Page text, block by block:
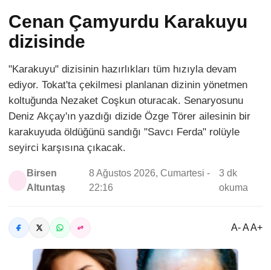
Cenan Çamyurdu Karakuyu
dizisinde
"Karakuyu" dizisinin hazırlıkları tüm hızıyla devam
ediyor. Tokat'ta çekilmesi planlanan dizinin yönetmen
koltuğunda Nezaket Coşkun oturacak. Senaryosunu
Deniz Akçay'ın yazdığı dizide Özge Törer ailesinin bir
karakuyuda öldüğünü sandığı "Savcı Ferda" rolüyle
seyirci karşısına çıkacak.
Birsen
Altuntaş
8 Ağustos 2026, Cumartesi -
22:16
3 dk
okuma
A- A A+